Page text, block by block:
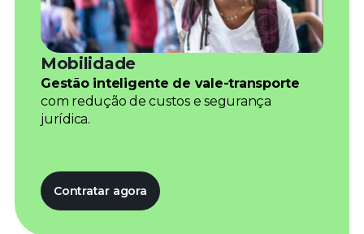
Mobilidade
Gestão inteligente de vale-transporte
com redução de custos e segurança
jurídica.
Contratar agora